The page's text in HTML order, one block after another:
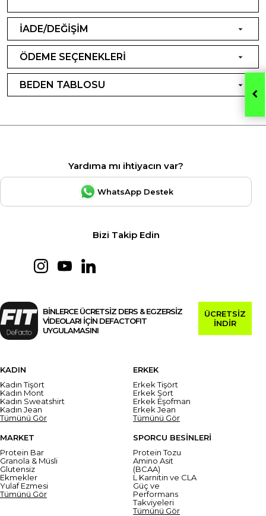
İADE/DEĞİŞİM
ÖDEME SEÇENEKLERİ
BEDEN TABLOSU
Yardıma mı ihtiyacın var?
WhatsApp Destek
Bizi Takip Edin
BİNLERCE ÜCRETSİZ DERS & EGZERSİZ
VİDEOLARI İÇİN DEFACTOFIT
UYGULAMASINI
ÜCRETSİZ
İNDİR
KADIN
Kadın Tişört
Kadın Mont
Kadın Sweatshirt
Kadın Jean
Tümünü Gör
ERKEK
Erkek Tişört
Erkek Şort
Erkek Eşofman
Erkek Jean
Tümünü Gör
MARKET
Protein Bar
Granola & Müsli
Glutensiz
Ekmekler
Yulaf Ezmesi
Tümünü Gör
SPORCU BESİNLERİ
Protein Tozu
Amino Asit
(BCAA)
L Karnitin ve CLA
Güç ve
Performans
Takviyeleri
Tümünü Gör